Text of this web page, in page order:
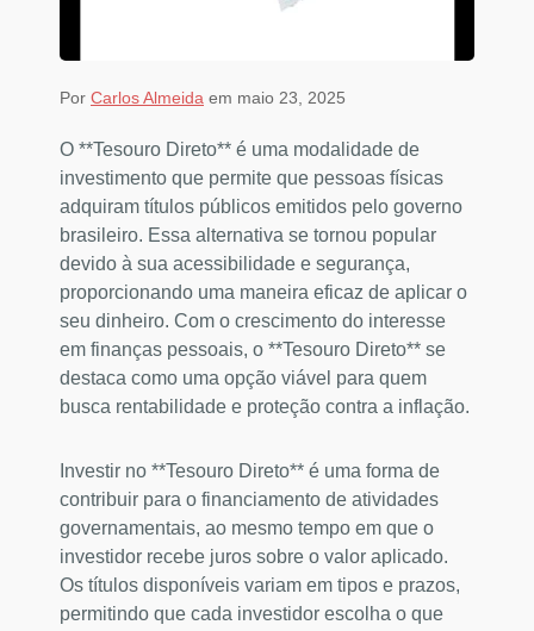
Por Carlos Almeida em maio 23, 2025
O **Tesouro Direto** é uma modalidade de
investimento que permite que pessoas físicas
adquiram títulos públicos emitidos pelo governo
brasileiro. Essa alternativa se tornou popular
devido à sua acessibilidade e segurança,
proporcionando uma maneira eficaz de aplicar o
seu dinheiro. Com o crescimento do interesse
em finanças pessoais, o **Tesouro Direto** se
destaca como uma opção viável para quem
busca rentabilidade e proteção contra a inflação.
Investir no **Tesouro Direto** é uma forma de
contribuir para o financiamento de atividades
governamentais, ao mesmo tempo em que o
investidor recebe juros sobre o valor aplicado.
Os títulos disponíveis variam em tipos e prazos,
permitindo que cada investidor escolha o que